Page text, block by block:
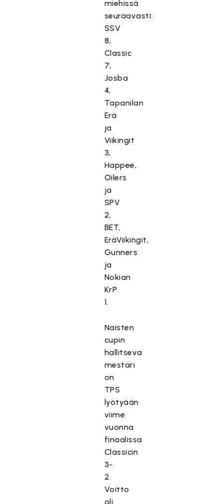
miehissä
seuraavasti:
SSV
8,
Classic
7,
Josba
4,
Tapanilan
Erä
ja
Viikingit
3,
Happee,
Oilers
ja
SPV
2,
BET,
EräViikingit,
Gunners
ja
Nokian
KrP
1.
Naisten
cupin
hallitseva
mestari
on
TPS
lyötyään
viime
vuonna
finaalissa
Classicin
3-
2.
Voitto
oli